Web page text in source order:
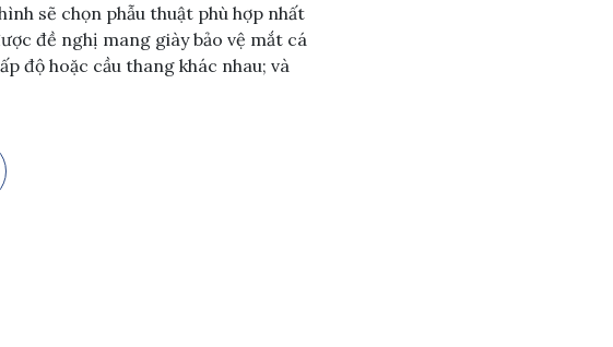
sẽ chọn phẫu thuật phù hợp nhất
đề nghị mang giày bảo vệ mắt cá
độ hoặc cầu thang khác nhau; và